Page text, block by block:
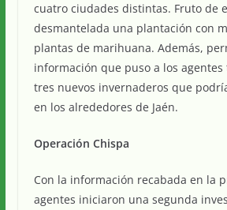
cuatro ciudades distintas. Fruto de
desmantelada una plantación con
plantas de marihuana. Además,
información que puso a los
tres nuevos invernaderos que
en los alrededores de Jaén.
Operación Chispa
Con la información recabada en la
agentes iniciaron una segunda